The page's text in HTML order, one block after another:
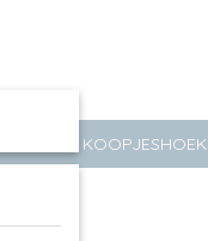
KOOPJESHOEK